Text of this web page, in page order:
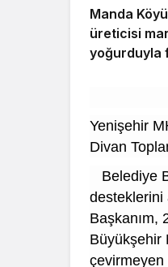
Manda
üreticisi
yoğurduyla
Yenişehir
Divan
Belediye
desteklerini
Başkanım,
Büyükşehir
çevirmeyen